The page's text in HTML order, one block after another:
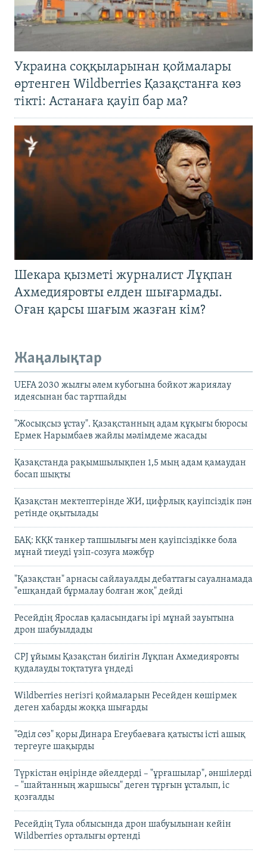
Украина соққыларынан қоймалары
өртенген Wildberries Қазақстанға көз
тікті: Астанаға қауіп бар ма?
Шекара қызметі журналист Лұқпан
Ахмедияровты елден шығармады.
Оған қарсы шағым жазған кім?
Жаңалықтар
UEFA 2030 жылғы әлем кубогына бойкот жариялау
идеясынан бас тартпайды
"Жосықсыз ұстау". Қазақстанның адам құқығы бюросы
Ермек Нарымбаев жайлы мәлімдеме жасады
Қазақстанда рақымшылықпен 1,5 мың адам қамаудан
босап шықты
Қазақстан мектептерінде ЖИ, цифрлық қауіпсіздік пән
ретінде оқытылады
БАҚ: КҚК танкер тапшылығы мен қауіпсіздікке бола
мұнай тиеуді үзіп-созуға мәжбүр
"Қазақстан" арнасы сайлауалды дебаттағы сауалнамада
"ешқандай бұрмалау болған жоқ" дейді
Ресейдің Ярослав қаласындағы ірі мұнай зауытына
дрон шабуылдады
CPJ ұйымы Қазақстан билігін Лұқпан Ахмедияровты
қудалауды тоқтатуға үндеді
Wildberries негізгі қоймаларын Ресейден көшірмек
деген хабарды жоққа шығарды
"Әділ сөз" қоры Динара Егеубаеваға қатысты істі ашық
тергеуге шақырды
Түркістан өңірінде әйелдерді – "ұрғашылар", әншілерді
– "шайтанның жаршысы" деген тұрғын ұсталып, іс
қозғалды
Ресейдің Тула облысында дрон шабуылынан кейін
Wildberries орталығы өртенді